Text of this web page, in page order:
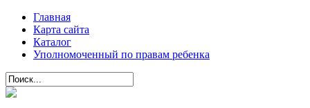
Главная
Карта сайта
Каталог
Уполномоченный по правам ребенка